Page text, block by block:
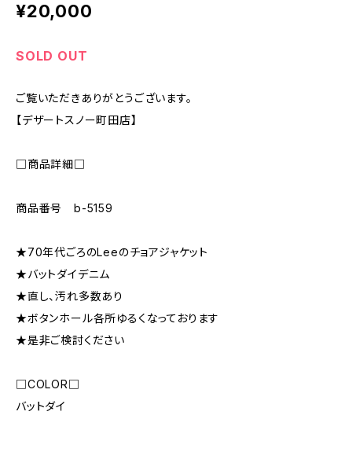
¥20,000
SOLD OUT
ご覧いただきありがとうございます。
【デザートスノー町田店】
□商品詳細□
商品番号 b-5159
★70年代ごろのLeeのチョアジャケット
★バットダイデニム
★直し、汚れ多数あり
★ボタンホール各所ゆるくなっております
★是非ご検討ください
□COLOR□
バットダイ